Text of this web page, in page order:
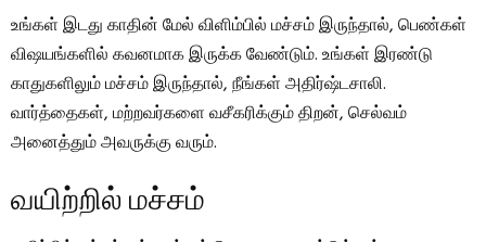
உங்கள் இடது காதின் மேல் விளிம்பில் மச்சம் இருந்தால், பெண்கள்
விஷயங்களில் கவனமாக இருக்க வேண்டும். உங்கள் இரண்டு
காதுகளிலும் மச்சம் இருந்தால், நீங்கள் அதிர்ஷ்டசாலி.
வார்த்தைகள், மற்றவர்களை வசீகரிக்கும் திறன், செல்வம்
அனைத்தும் அவருக்கு வரும்.
வயிற்றில் மச்சம்